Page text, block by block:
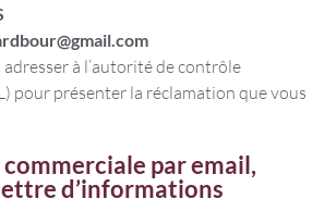
à l’autorité de contrôle
pour présenter la réclamation que vous
par email,
d’informations